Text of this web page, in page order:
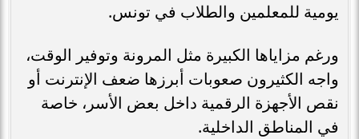
يومية للمعلمين والطلاب في تونس.
ورغم مزاياها الكبيرة مثل المرونة وتوفير الوقت،
واجه الكثيرون صعوبات أبرزها ضعف الإنترنت أو
نقص الأجهزة الرقمية داخل بعض الأسر، خاصة
في المناطق الداخلية.